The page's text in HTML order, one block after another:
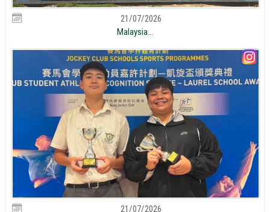
21/07/2026
Malaysia...
21/07/2026